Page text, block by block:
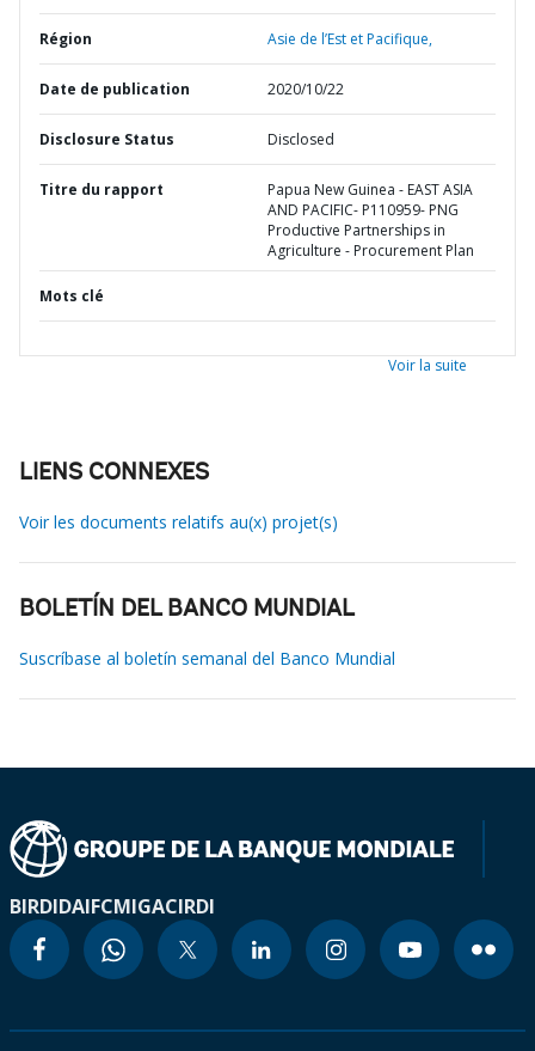
Région Asie de l’Est et Pacifique,
Date de publication 2020/10/22
Disclosure Status Disclosed
Titre du rapport
Papua New Guinea - EAST ASIA
AND PACIFIC- P110959- PNG
Productive Partnerships in
Agriculture - Procurement Plan
Mots clé
Voir la suite
LIENS CONNEXES
Voir les documents relatifs au(x) projet(s)
BOLETÍN DEL BANCO MUNDIAL
Suscríbase al boletín semanal del Banco Mundial
BIRDIDAIFCMIGACIRDI